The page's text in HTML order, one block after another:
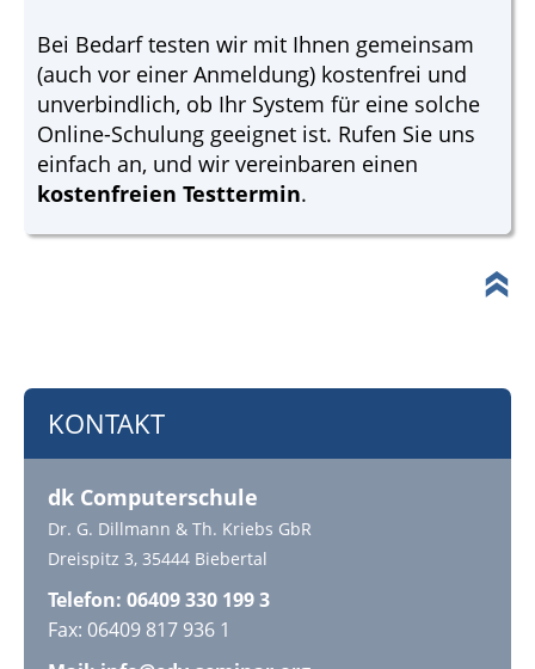
Bei Bedarf testen wir mit Ihnen gemeinsam
(auch vor einer Anmeldung) kostenfrei und
unverbindlich, ob Ihr System für eine solche
Online-Schulung geeignet ist. Rufen Sie uns
einfach an, und wir vereinbaren einen
kostenfreien Testtermin.
KONTAKT
dk Computerschule
Dr. G. Dillmann & Th. Kriebs GbR
Dreispitz 3, 35444 Biebertal
Telefon: 06409 330 199 3
Fax: 06409 817 936 1